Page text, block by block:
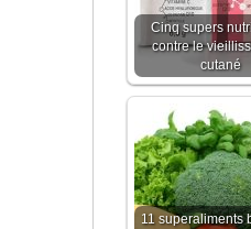
Cinq supers
contre le
cutané
11 superaliments